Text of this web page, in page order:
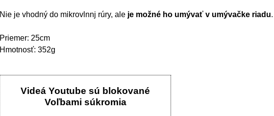
Nie je vhodný do mikrovlnnj rúry, ale je možné ho umývať v umývačke riadu.
Priemer: 25cm
Hmotnosť: 352g
Videá Youtube sú blokované
Voľbami súkromia